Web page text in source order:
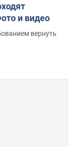
и видео
вернуть